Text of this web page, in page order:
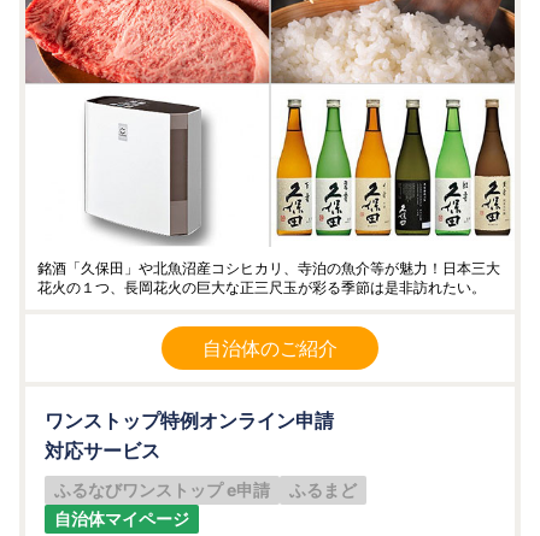
銘酒「久保田」や北魚沼産コシヒカリ、寺泊の魚介等が魅力！日本三大
花火の１つ、長岡花火の巨大な正三尺玉が彩る季節は是非訪れたい。
自治体のご紹介
ワンストップ特例オンライン申請
対応サービス
ふるなびワンストップ e申請
ふるまど
自治体マイページ